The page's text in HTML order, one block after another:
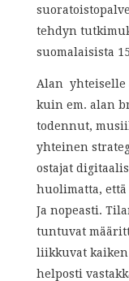
tehdyn
suomalaisista
Alan yhteiselle
kuin em. alan
todennut,
yhteinen
ostajat
huolimatta, että
Ja nopeasti.
tuntuvat
liikkuvat
helposti